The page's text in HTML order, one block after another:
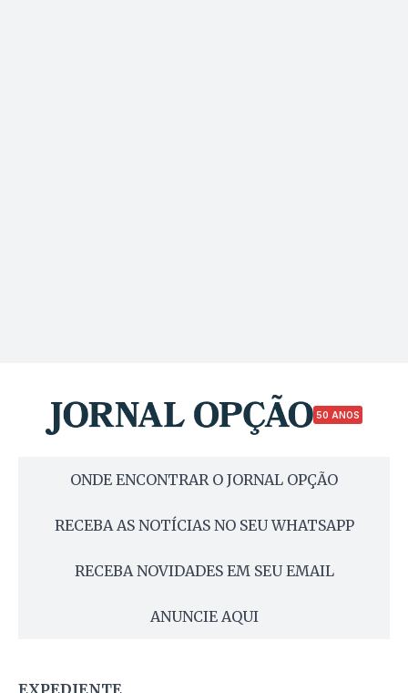
50 ANOS
ONDE ENCONTRAR O JORNAL OPÇÃO
RECEBA AS NOTÍCIAS NO SEU WHATSAPP
RECEBA NOVIDADES EM SEU EMAIL
ANUNCIE AQUI